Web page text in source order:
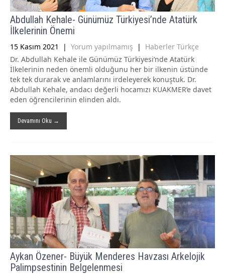
Abdullah Kehale- Günümüz Türkiyesi’nde Atatürk
İlkelerinin Önemi
15 Kasım 2021 | Yorum yapılmamış | Haberler Türkçe
Dr. Abdullah Kehale ile Günümüz Türkiyesi’nde Atatürk
İlkelerinin neden önemli olduğunu her bir ilkenin üstünde
tek tek durarak ve anlamlarını irdeleyerek konuştuk. Dr.
Abdullah Kehale, andacı değerli hocamızı KUAKMER’e davet
eden öğrencilerinin elinden aldı.
Devamını Oku →
Aykan Özener- Büyük Menderes Havzası Arkelojik
Palimpsestinin Belgelenmesi